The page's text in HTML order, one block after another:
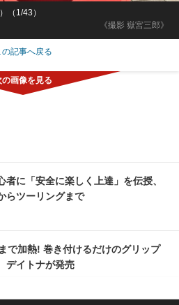
《撮影 嶽宮三郎》
（1/43）
の記事へ戻る
者に「安全に楽しく上達」を伝授、
らツーリングまで
で加熱! 巻き付けるだけのグリップ
デイトナが発売